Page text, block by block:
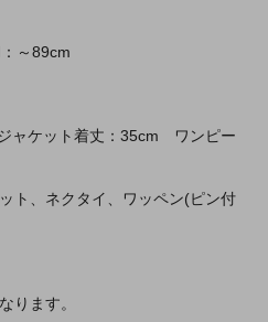
～89cm
ケット着丈：35cm ワンピー
ト、ネクタイ、ワッペン(ピン付
ります。